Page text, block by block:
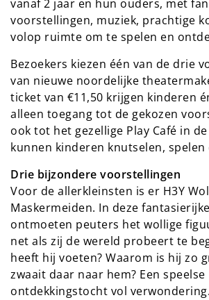
vanaf 2 jaar en hun ouders, met
voorstellingen, muziek, prachtige
volop ruimte om te spelen en
Bezoekers kiezen één van de drie
van nieuwe noordelijke
ticket van €11,50 krijgen kinderen
alleen toegang tot de gekozen
ook tot het gezellige Play Café in
kunnen kinderen knutselen, spelen
Drie bijzondere voorstellingen
Voor de allerkleinsten is er H3Y
Maskermeiden. In deze
ontmoeten peuters het wollige
net als zij de wereld probeert te
heeft hij voeten? Waarom is hij zo
zwaait daar naar hem? Een speelse
ontdekkingstocht vol verwondering.